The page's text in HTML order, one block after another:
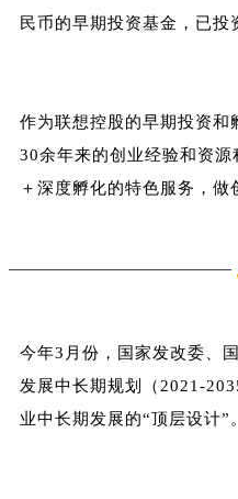
民币的早期投资基金，已投
作为联想控股的早期投资和
30余年来的创业经验和资
＋深度孵化的特色服务，做
今年3月份，国家发改委、
发展中长期规划（2021-
业中长期发展的“顶层设计”。